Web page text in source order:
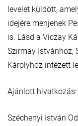
levelet küldött,
idejére menjenek
is. Lásd a Viczay
Szirmay Istvánhoz,
Károlyhoz intézett
Ajánlott hivatkozás:
Széchenyi István